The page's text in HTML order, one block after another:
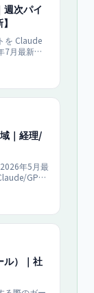
週次パイ
を Claude
7月最新で
で中小企
｜経理/
年5月最
GPT
ル）｜社